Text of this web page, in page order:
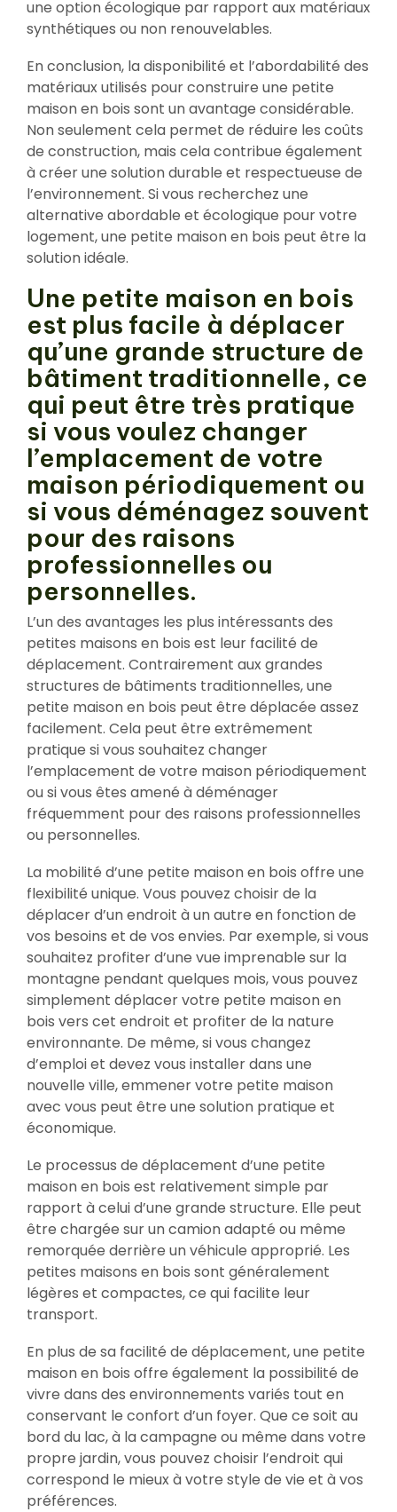
une option écologique par rapport aux matériaux
synthétiques ou non renouvelables.
En conclusion, la disponibilité et l’abordabilité des
matériaux utilisés pour construire une petite
maison en bois sont un avantage considérable.
Non seulement cela permet de réduire les coûts
de construction, mais cela contribue également
à créer une solution durable et respectueuse de
l’environnement. Si vous recherchez une
alternative abordable et écologique pour votre
logement, une petite maison en bois peut être la
solution idéale.
Une petite maison en bois
est plus facile à déplacer
qu’une grande structure de
bâtiment traditionnelle, ce
qui peut être très pratique
si vous voulez changer
l’emplacement de votre
maison périodiquement ou
si vous déménagez souvent
pour des raisons
professionnelles ou
personnelles.
L’un des avantages les plus intéressants des
petites maisons en bois est leur facilité de
déplacement. Contrairement aux grandes
structures de bâtiments traditionnelles, une
petite maison en bois peut être déplacée assez
facilement. Cela peut être extrêmement
pratique si vous souhaitez changer
l’emplacement de votre maison périodiquement
ou si vous êtes amené à déménager
fréquemment pour des raisons professionnelles
ou personnelles.
La mobilité d’une petite maison en bois offre une
flexibilité unique. Vous pouvez choisir de la
déplacer d’un endroit à un autre en fonction de
vos besoins et de vos envies. Par exemple, si vous
souhaitez profiter d’une vue imprenable sur la
montagne pendant quelques mois, vous pouvez
simplement déplacer votre petite maison en
bois vers cet endroit et profiter de la nature
environnante. De même, si vous changez
d’emploi et devez vous installer dans une
nouvelle ville, emmener votre petite maison
avec vous peut être une solution pratique et
économique.
Le processus de déplacement d’une petite
maison en bois est relativement simple par
rapport à celui d’une grande structure. Elle peut
être chargée sur un camion adapté ou même
remorquée derrière un véhicule approprié. Les
petites maisons en bois sont généralement
légères et compactes, ce qui facilite leur
transport.
En plus de sa facilité de déplacement, une petite
maison en bois offre également la possibilité de
vivre dans des environnements variés tout en
conservant le confort d’un foyer. Que ce soit au
bord du lac, à la campagne ou même dans votre
propre jardin, vous pouvez choisir l’endroit qui
correspond le mieux à votre style de vie et à vos
préférences.